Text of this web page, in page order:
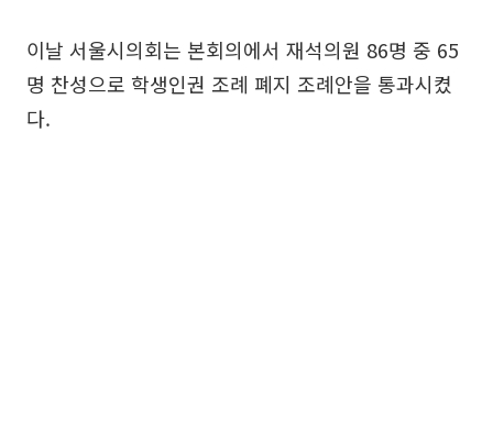
이날 서울시의회는 본회의에서 재석의원 86명 중 65
명 찬성으로 학생인권 조례 폐지 조례안을 통과시켰
다.